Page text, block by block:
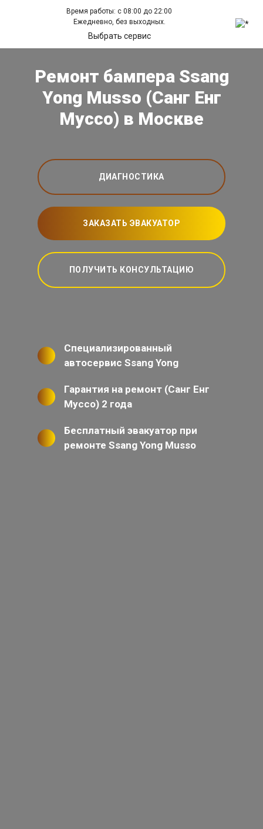
Время работы: с 08:00 до 22:00
Ежедневно, без выходных.
Выбрать сервис
Ремонт бампера Ssang
Yong Musso (Санг Енг
Муссо) в Москве
ДИАГНОСТИКА
ЗАКАЗАТЬ ЭВАКУАТОР
ПОЛУЧИТЬ КОНСУЛЬТАЦИЮ
Специализированный
автосервис Ssang Yong
Гарантия на ремонт (Санг Енг
Муссо) 2 года
Бесплатный эвакуатор при
ремонте Ssang Yong Musso